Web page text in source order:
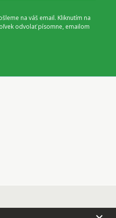
na váš email. Kliknutím na
odvolať písomne, emailom